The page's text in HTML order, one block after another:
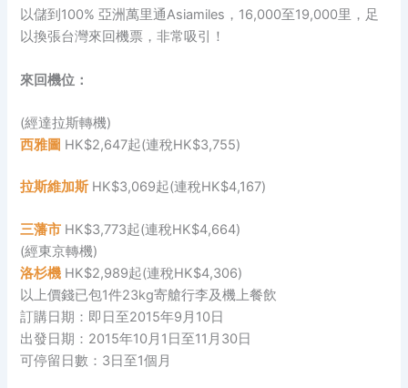
以儲到100% 亞洲萬里通Asiamiles，16,000至19,000里，足
以換張台灣來回機票，非常吸引！
來回機位：
(經達拉斯轉機)
西雅圖 HK$2,647起(連稅HK$3,755)
拉斯維加斯 HK$3,069起(連稅HK$4,167)
三藩市 HK$3,773起(連稅HK$4,664)
(經東京轉機)
洛杉機 HK$2,989起(連稅HK$4,306)
以上價錢已包1件23kg寄艙行李及機上餐飲
訂購日期：即日至2015年9月10日
出發日期：2015年10月1日至11月30日
可停留日數：3日至1個月